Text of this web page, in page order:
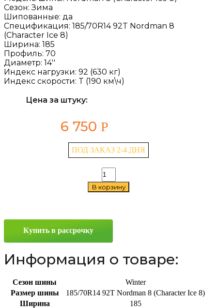
Сезон:Зима
Шипованные: да
Спецификация: 185/70R14 92T Nordman 8
(Character Ice 8)
Ширина: 185
Профиль: 70
Диаметр: 14''
Индекс нагрузки: 92 (630 кг)
Индекс скорости: T (190 км\ч)
Цена за штуку:
6 750 Р
ПОД ЗАКАЗ 2-4 ДНЯ
Количество
товара
Ikon
185/70
92T
В корзину
Купить в рассрочку
Информация о товаре:
Сезон шины
Winter
Размер шины
185/70R14 92T Nordman 8 (Character Ice 8)
Ширина
185